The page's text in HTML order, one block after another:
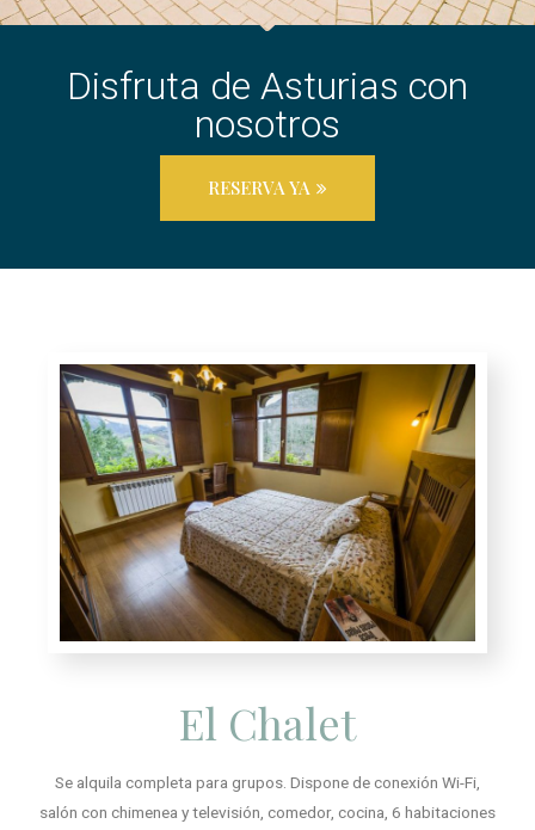
Disfruta de Asturias con
nosotros
RESERVA YA
El Chalet
Se alquila completa para grupos. Dispone de conexión Wi-Fi,
salón con chimenea y televisión, comedor, cocina, 6 habitaciones